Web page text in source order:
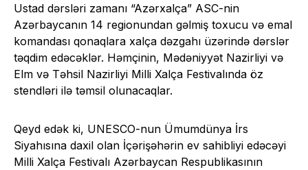
Ustad dərsləri zamanı “Azərxalça” ASC-nin
Azərbaycanın 14 regionundan gəlmiş toxucu və emal
komandası qonaqlara xalça dəzgahı üzərində dərslər
təqdim edəcəklər. Həmçinin, Mədəniyyət Nazirliyi və
Elm və Təhsil Nazirliyi Milli Xalça Festivalında öz
stendləri ilə təmsil olunacaqlar.
Qeyd edək ki, UNESCO-nun Ümumdünya İrs
Siyahısına daxil olan İçərişəhərin ev sahibliyi edəcəyi
Milli Xalça Festivalı Azərbaycan Respublikasının